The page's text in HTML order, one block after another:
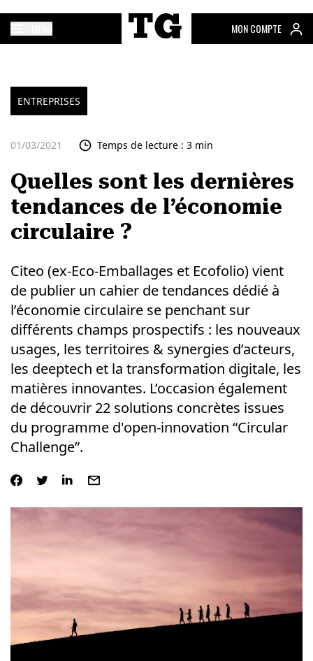
MON COMPTE
ENTREPRISES
01/03/2021 Temps de lecture : 3 min
Quelles sont les dernières
tendances de l’économie
circulaire ?
Citeo (ex-Eco-Emballages et Ecofolio) vient
de publier un cahier de tendances dédié à
l’économie circulaire se penchant sur
différents champs prospectifs : les nouveaux
usages, les territoires & synergies d’acteurs,
les deeptech et la transformation digitale, les
matières innovantes. L’occasion également
de découvrir 22 solutions concrètes issues
du programme d'open-innovation “Circular
Challenge”.